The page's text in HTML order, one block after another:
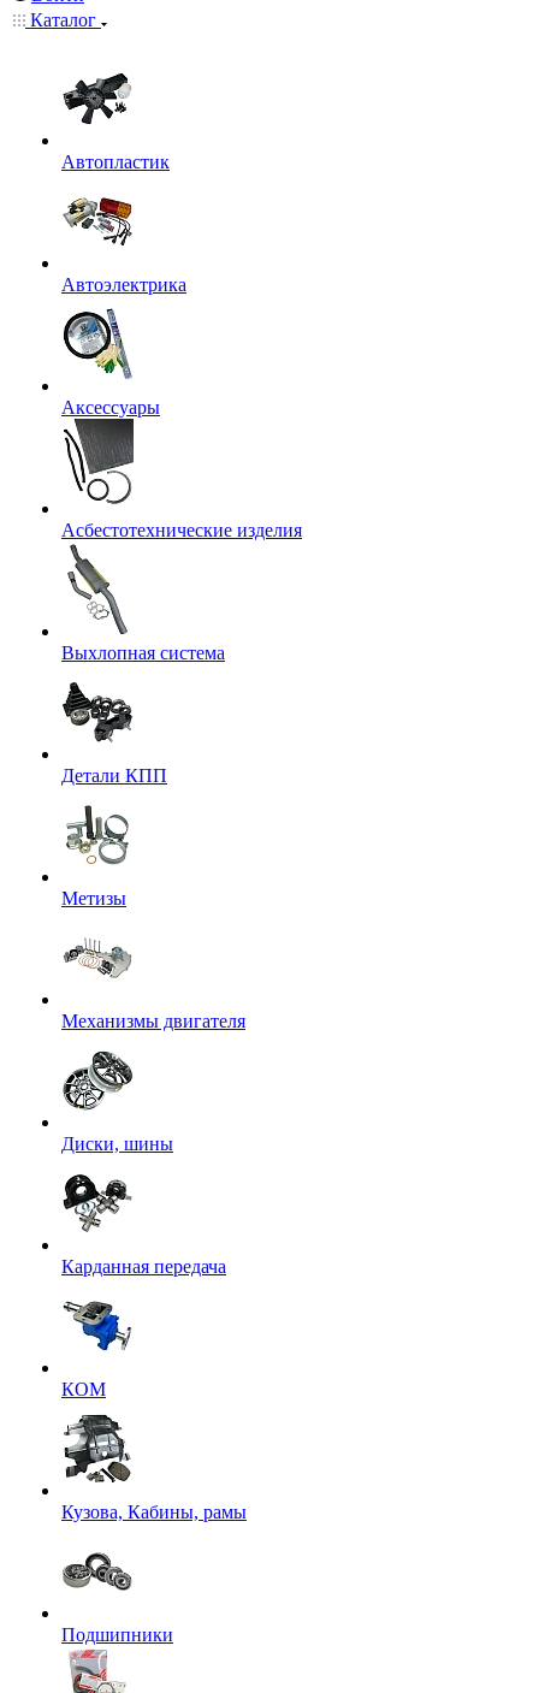
Каталог
Автопластик
Автоэлектрика
Аксессуары
Асбестотехнические изделия
Выхлопная система
Детали КПП
Метизы
Механизмы двигателя
Диски, шины
Карданная передача
КОМ
Кузова, Кабины, рамы
Подшипники